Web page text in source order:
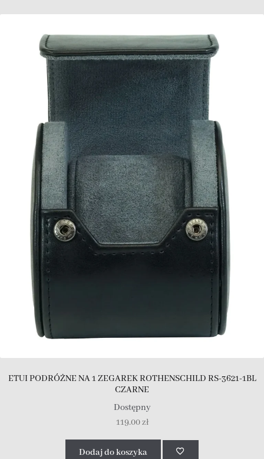
ETUI PODRÓŻNE NA 1 ZEGAREK ROTHENSCHILD RS-3621-1BL
CZARNE
Dostępny
119.00zł
Dodaj do koszyka